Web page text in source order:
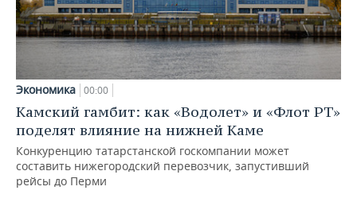
Экономика 00:00
Камский гамбит: как «Водолет» и «Флот РТ»
поделят влияние на нижней Каме
Конкуренцию татарстанской госкомпании может
составить нижегородский перевозчик, запустивший
рейсы до Перми